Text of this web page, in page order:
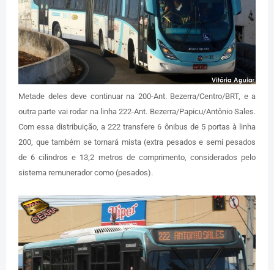
Metade deles deve continuar na 200-Ant. Bezerra/Centro/BRT, e a
outra parte vai rodar na linha 222-Ant. Bezerra/Papicu/Antônio Sales.
Com essa distribuição, a 222 transfere 6 ônibus de 5 portas à linha
200, que também se tornará mista (extra pesados e semi pesados
de 6 cilindros e 13,2 metros de comprimento, considerados pelo
sistema remunerador como (pesados).